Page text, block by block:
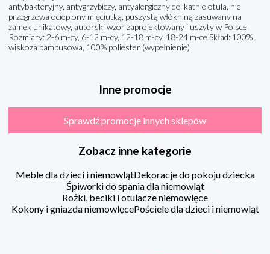
antybakteryjny, antygrzybiczy, antyalergiczny delikatnie otula, nie
przegrzewa ocieplony mięciutką, puszystą włókniną zasuwany na
zamek unikatowy, autorski wzór zaprojektowany i uszyty w Polsce
Rozmiary: 2-6 m-cy, 6-12 m-cy, 12-18 m-cy, 18-24 m-ce Skład: 100%
wiskoza bambusowa, 100% poliester (wypełnienie)
Inne promocje
Sprawdź promocje innych sklepów
Zobacz inne kategorie
Meble dla dzieci i niemowlątDekoracje do pokoju dziecka
Śpiworki do spania dla niemowląt
Rożki, beciki i otulacze niemowlęce
Kokony i gniazda niemowlęcePościele dla dzieci i niemowląt